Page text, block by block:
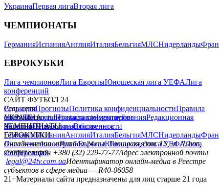
УкраинаПервая лигаВторая лига
ЧЕМПИОНАТЫ
ГерманияИспанияАнглияИталияБельгияМЛСНидерланды
ЕВРОКУБКИ
Лига чемпионовЛига ЕвропыЮношеская лига УЕФАЛига
конференций
САЙТ ФУТБОЛ 24
РедакцияПрогнозыПолитика конфиденциальностиПравила
сайтуКонтактыПравила комментированияРедакционная
политикаСтруктура собственности
Соц. сети
facebookxyoutubeinstagramtelegramviber
УКРАИНА
УкраинаПервая лигаВторая лига
ЧЕМПИОНАТЫ
ГерманияИспанияАнглияИталияБельгияМЛСНидерланды
ЕВРОКУБКИ
Лига чемпионовЛига ЕвропыЮношеская лига УЕФАЛига
конференций
Онлайн-медиа «Футбол 24»пл. Галицкая, дом. 15, м. Львов,
79008Телефон +380 (32) 229-77-77Адрес электронной почты
legal@24tv.com.uaИдентификатор онлайн-медиа в Реестре
субъектов в сфере медиа — R40-06058
21+Материалы сайта предназначены для лиц старше 21 года